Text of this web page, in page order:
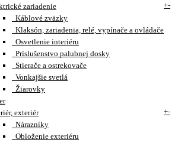
zariadenie
+-
Káblové zväzky
Klaksón, zariadenia, relé, vypínače a ovládače
Osvetlenie interiéru
Príslušenstvo palubnej dosky
Stierače a ostrekovače
Vonkajšie svetlá
Žiarovky
exteriér
+-
Nárazníky
Obloženie exteriéru